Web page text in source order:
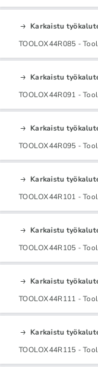
Karkaistu
TOOLOX44R085 -
Karkaistu
TOOLOX44R091 -
Karkaistu
TOOLOX44R095 -
Karkaistu
TOOLOX44R101 -
Karkaistu
TOOLOX44R105 -
Karkaistu
TOOLOX44R111 -
Karkaistu
TOOLOX44R115 -